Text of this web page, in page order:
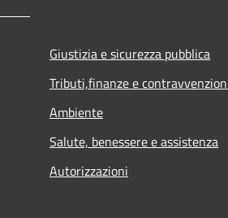
Giustizia e sicurezza pubblica
Tributi,finanze e
Ambiente
Salute, benessere e assistenza
Autorizzazioni